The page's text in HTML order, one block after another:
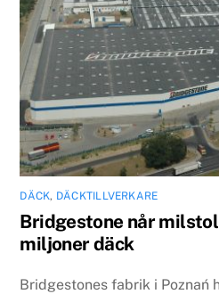
DÄCK, DÄCKTILLVERKARE
Bridgestone når
miljoner däck
Bridgestones fabrik i Poznań